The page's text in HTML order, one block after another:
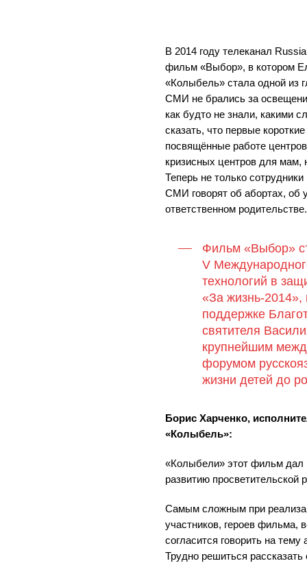
В 2014 году телеканал
фильм «Выбор», в котором
«Колыбель» стала одной из
СМИ не брались за
как будто не знали, какими
сказать, что первые
посвящённые работе
кризисных центров для мам,
Теперь не только
СМИ говорят об абортах, об
ответственном родительстве.
Фильм «Выбор»
V
технологий в
«За жизнь-2014»,
поддержке
святителя
крупнейшим
форумом
жизни детей до
Борис Харченко,
«Колыбель»:
«Колыбели» этот фильм
развитию просветительской
Самым сложным при
участников, героев фильма,
согласится говорить на
Трудно решиться